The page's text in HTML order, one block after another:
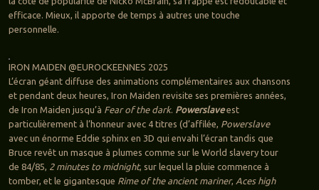
efficace. Mieux, il apporte de temps à autres une touche
personnelle.
IRON MAIDEN @EUROCKEENNES 2025
L’écran géant diffuse des animations complémentaires aux chansons
et pendant deux heures, Iron Maiden revisite ses premières années,
de Iron Maiden jusqu’à Fear of the dark. Powerslaveest
particulièrement à l’honneur avec 4 titres (d’affilée, Powerslave
avec un énorme Eddie sphinx en 3D qui envahi l’écran tandis que
Bruce revêt un masque à plumes comme sur le World slavery tour
de 84/85,
2 minutes to midnight, sur lequel la pluie commence à
tomber, et le gigantesque Rime of the ancient mariner, Aces high